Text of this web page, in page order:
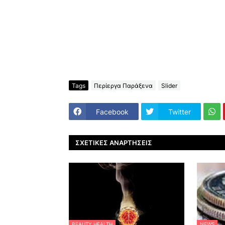
Tags Περίεργα Παράξενα Slider
Facebook Twitter
ΣΧΕΤΙΚΈΣ ΑΝΑΡΤΉΣΕΙΣ